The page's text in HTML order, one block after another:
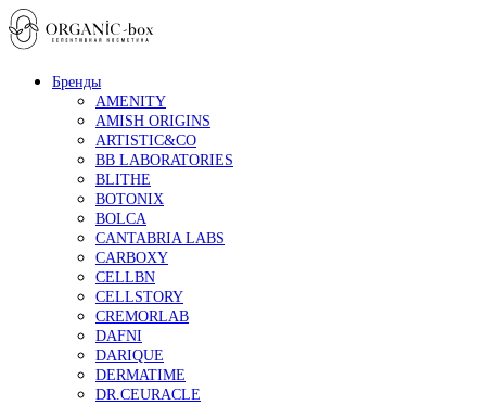
Бренды
AMENITY
AMISH ORIGINS
ARTISTIC&CO
BB LABORATORIES
BLITHE
BOTONIX
BOLCA
CANTABRIA LABS
CARBOXY
CELLBN
CELLSTORY
CREMORLAB
DAFNI
DARIQUE
DERMATIME
DR.CEURACLE